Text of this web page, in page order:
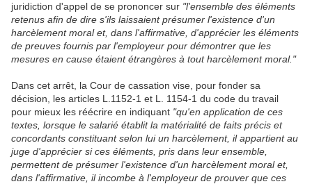
juridiction d'appel de se prononcer sur "l'ensemble des éléments
retenus afin de dire s'ils laissaient présumer l'existence d'un
harcèlement moral et, dans l'affirmative, d'apprécier les éléments
de preuves fournis par l'employeur pour démontrer que les
mesures en cause étaient étrangères à tout harcèlement moral."
Dans cet arrêt, la Cour de cassation vise, pour fonder sa
décision, les articles L.1152-1 et L. 1154-1 du code du travail
pour mieux les réécrire en indiquant "qu'en application de ces
textes, lorsque le salarié établit la matérialité de faits précis et
concordants constituant selon lui un harcèlement, il appartient au
juge d'apprécier si ces éléments, pris dans leur ensemble,
permettent de présumer l'existence d'un harcèlement moral et,
dans l'affirmative, il incombe à l'employeur de prouver que ces